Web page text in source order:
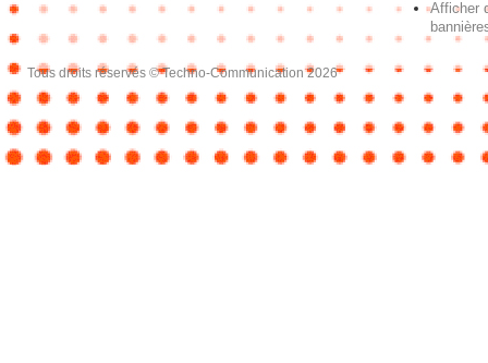
Afficher
Tous droits réservés © Techno-Communication 2026